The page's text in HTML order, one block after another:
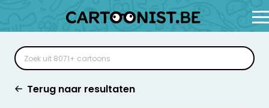
Terug naar resultaten